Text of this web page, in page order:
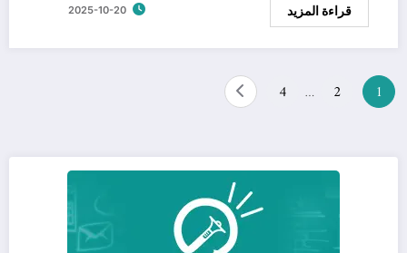
قراءة المزيد 2025-10-20
تعدد
المقالات
1
2
…
4